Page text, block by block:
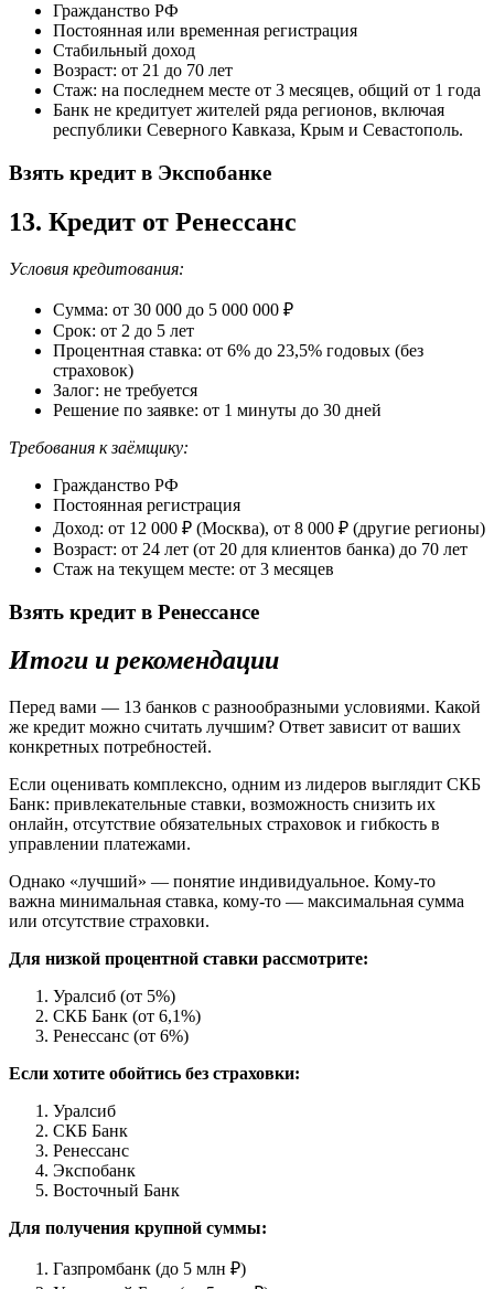
Гражданство РФ
Постоянная или временная регистрация
Стабильный доход
Возраст: от 21 до 70 лет
Стаж: на последнем месте от 3 месяцев, общий от 1 года
Банк не кредитует жителей ряда регионов, включая
республики Северного Кавказа, Крым и Севастополь.
Взять кредит в Экспобанке
13. Кредит от Ренессанс
Условия кредитования:
Сумма: от 30 000 до 5 000 000 ₽
Срок: от 2 до 5 лет
Процентная ставка: от 6% до 23,5% годовых (без
страховок)
Залог: не требуется
Решение по заявке: от 1 минуты до 30 дней
Требования к заёмщику:
Гражданство РФ
Постоянная регистрация
Доход: от 12 000 ₽ (Москва), от 8 000 ₽ (другие регионы)
Возраст: от 24 лет (от 20 для клиентов банка) до 70 лет
Стаж на текущем месте: от 3 месяцев
Взять кредит в Ренессансе
Итоги и рекомендации
Перед вами — 13 банков с разнообразными условиями. Какой
же кредит можно считать лучшим? Ответ зависит от ваших
конкретных потребностей.
Если оценивать комплексно, одним из лидеров выглядит СКБ
Банк: привлекательные ставки, возможность снизить их
онлайн, отсутствие обязательных страховок и гибкость в
управлении платежами.
Однако «лучший» — понятие индивидуальное. Кому-то
важна минимальная ставка, кому-то — максимальная сумма
или отсутствие страховки.
Для низкой процентной ставки рассмотрите:
Уралсиб (от 5%)
СКБ Банк (от 6,1%)
Ренессанс (от 6%)
Если хотите обойтись без страховки:
Уралсиб
СКБ Банк
Ренессанс
Экспобанк
Восточный Банк
Для получения крупной суммы:
Газпромбанк (до 5 млн ₽)